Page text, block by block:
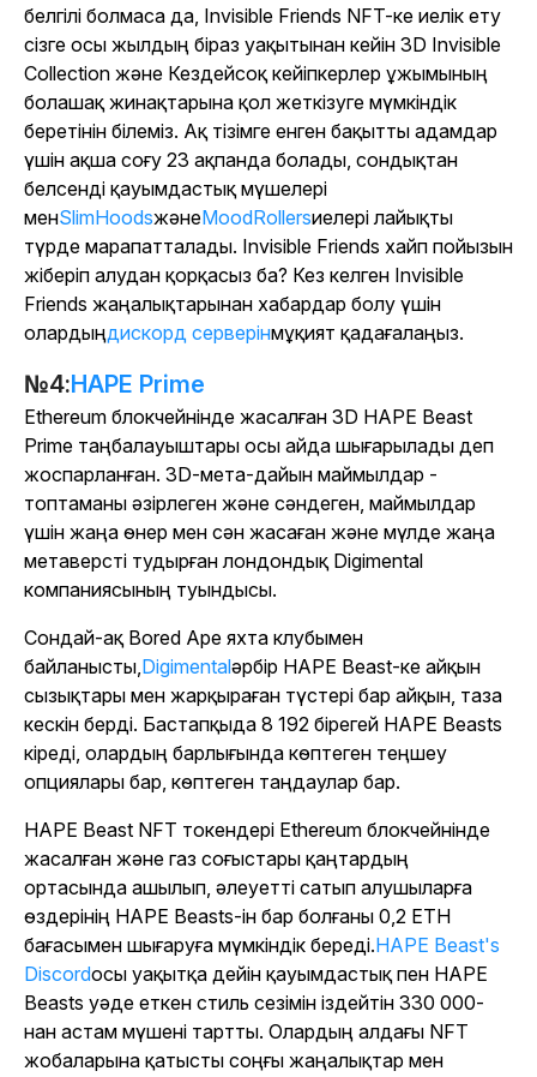
белгілі болмаса да, Invisible Friends NFT-ке иелік ету
сізге осы жылдың біраз уақытынан кейін 3D Invisible
Collection және Кездейсоқ кейіпкерлер ұжымының
болашақ жинақтарына қол жеткізуге мүмкіндік
беретінін білеміз. Ақ тізімге енген бақытты адамдар
үшін ақша соғу 23 ақпанда болады, сондықтан
белсенді қауымдастық мүшелері
менSlimHoodsжәнеMoodRollersиелері лайықты
түрде марапатталады. Invisible Friends хайп пойызын
жіберіп алудан қорқасыз ба? Кез келген Invisible
Friends жаңалықтарынан хабардар болу үшін
олардыңдискорд серверінмұқият қадағалаңыз.
№4:HAPE Prime
Ethereum блокчейнінде жасалған 3D HAPE Beast
Prime таңбалауыштары осы айда шығарылады деп
жоспарланған. 3D-мета-дайын маймылдар -
топтаманы әзірлеген және сәндеген, маймылдар
үшін жаңа өнер мен сән жасаған және мүлде жаңа
метаверсті тудырған лондондық Digimental
компаниясының туындысы.
Сондай-ақ Bored Ape яхта клубымен
байланысты,Digimentalәрбір HAPE Beast-ке айқын
сызықтары мен жарқыраған түстері бар айқын, таза
кескін берді. Бастапқыда 8 192 бірегей HAPE Beasts
кіреді, олардың барлығында көптеген теңшеу
опциялары бар, көптеген таңдаулар бар.
HAPE Beast NFT токендері Ethereum блокчейнінде
жасалған және газ соғыстары қаңтардың
ортасында ашылып, әлеуетті сатып алушыларға
өздерінің HAPE Beasts-ін бар болғаны 0,2 ETH
бағасымен шығаруға мүмкіндік береді.HAPE Beast's
Discordосы уақытқа дейін қауымдастық пен HAPE
Beasts уәде еткен стиль сезімін іздейтін 330 000-
нан астам мүшені тартты. Олардың алдағы NFT
жобаларына қатысты соңғы жаңалықтар мен